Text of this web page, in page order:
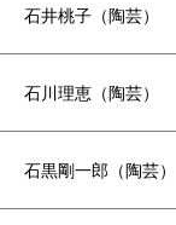
石井桃子（陶芸）
石川理恵（陶芸）
石黒剛一郎（陶芸）